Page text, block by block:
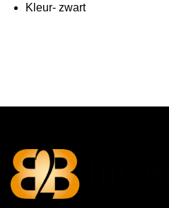
Kleur- zwart